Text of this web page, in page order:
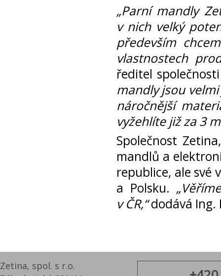
„Parní mandly
v nich velký
především
vlastnostech
ředitel
mandly jsou
náročnější
vyžehlíte již za 3
Společnost
mandlů a
republice, ale své
a Polsku.
v ČR,“dodává Ing.
Zetina, spol. s r.o.